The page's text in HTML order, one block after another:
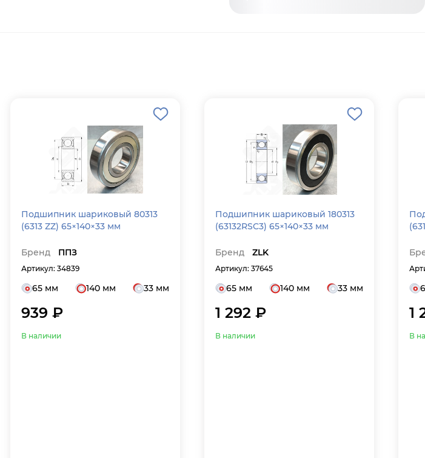
Подшипник шариковый 80313
(6313 ZZ) 65×140×33 мм
Бренд ППЗ
Артикул: 34839
65 мм 140 мм 33 мм
939 ₽
В наличии
Подшипник шариковый 180313
(63132RSC3) 65×140×33 мм
Бренд ZLK
Артикул: 37645
65 мм 140 мм 33 мм
1 292 ₽
В наличии
1
В